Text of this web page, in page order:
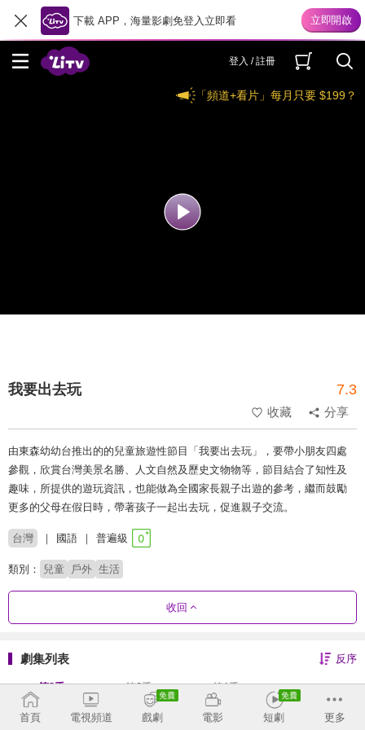
下載 APP，海量影劇免登入立即看
登入 / 註冊
「頻道+看片」每月只要 $199？
我要出去玩 7.3
收藏 分享
由東森幼幼台推出的的兒童旅遊性節目「我要出去玩」，要帶小朋友四處
參觀，欣賞台灣美景名勝、人文自然及歷史文物物等，節目結合了知性及
趣味，所提供的遊玩資訊，也能做為全國家長親子出遊的參考，繼而鼓勵
更多的父母在假日時，帶著孩子一起出去玩，促進親子交流。
台灣 國語 普遍級
類別： 兒童 戶外 生活
收回
劇集列表 反序
第3季 第2季 第1季
更新至 13 集
首頁 電視頻道 戲劇 電影 短劇 更多